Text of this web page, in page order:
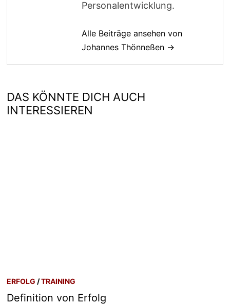
Personalentwicklung.
Alle Beiträge ansehen von
Johannes Thönneßen →
DAS KÖNNTE DICH AUCH
INTERESSIEREN
ERFOLG /TRAINING
Definition von Erfolg